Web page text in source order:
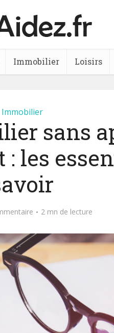
Immobilier Loisirs
Immobilier
sans
: les
2 mn de lecture